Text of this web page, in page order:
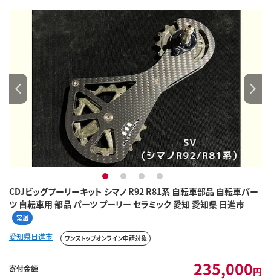
CDJビッグプーリーキット シマノ R92 R81系 自転車部品 自転車パー
ツ 自転車用 部品 パーツ プーリー セラミック 愛知 愛知県 日進市
常温
1 2 3 4
愛知県日進市 ワンストップオンライン申請対象
寄付金額 235,000円